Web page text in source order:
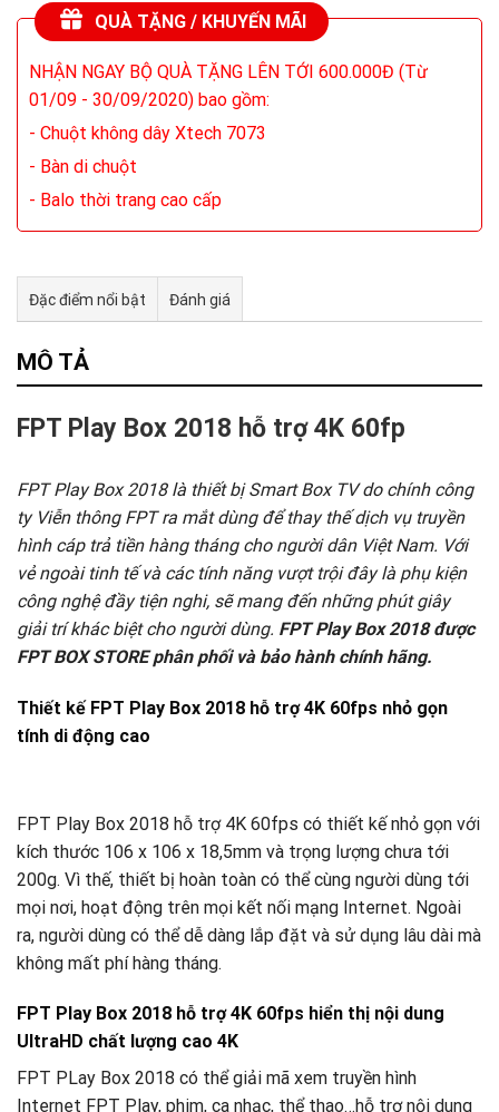
QUÀ TẶNG / KHUYẾN MÃI
NHẬN NGAY BỘ QUÀ TẶNG LÊN TỚI 600.000Đ (Từ
01/09 - 30/09/2020) bao gồm:
- Chuột không dây Xtech 7073
- Bàn di chuột
- Balo thời trang cao cấp
Đặc điểm nổi bật Đánh giá
Tư vấn & bán hàng qua Facebook
MÔ TẢ
FPT Play Box 2018 hỗ trợ 4K 60fp
FPT Play Box 2018 là thiết bị Smart Box TV do chính công
ty Viễn thông FPT ra mắt dùng để thay thế dịch vụ truyền
hình cáp trả tiền hàng tháng cho người dân Việt Nam. Với
vẻ ngoài tinh tế và các tính năng vượt trội đây là phụ kiện
công nghệ đầy tiện nghi, sẽ mang đến những phút giây
giải trí khác biệt cho người dùng. FPT Play Box 2018 được
FPT BOX STORE phân phối và bảo hành chính hãng.
Thiết kế FPT Play Box 2018 hỗ trợ 4K 60fps nhỏ gọn
tính di động cao
FPT Play Box 2018 hỗ trợ 4K 60fps có thiết kế nhỏ gọn với
kích thước 106 x 106 x 18,5mm và trọng lượng chưa tới
200g. Vì thế, thiết bị hoàn toàn có thể cùng người dùng tới
mọi nơi, hoạt động trên mọi kết nối mạng Internet. Ngoài
ra, người dùng có thể dễ dàng lắp đặt và sử dụng lâu dài mà
không mất phí hàng tháng.
FPT Play Box 2018 hỗ trợ 4K 60fps hiển thị nội dung
UltraHD chất lượng cao 4K
FPT PLay Box 2018 có thể giải mã xem truyền hình
Internet FPT Play, phim, ca nhạc, thể thao…hỗ trợ nội dung